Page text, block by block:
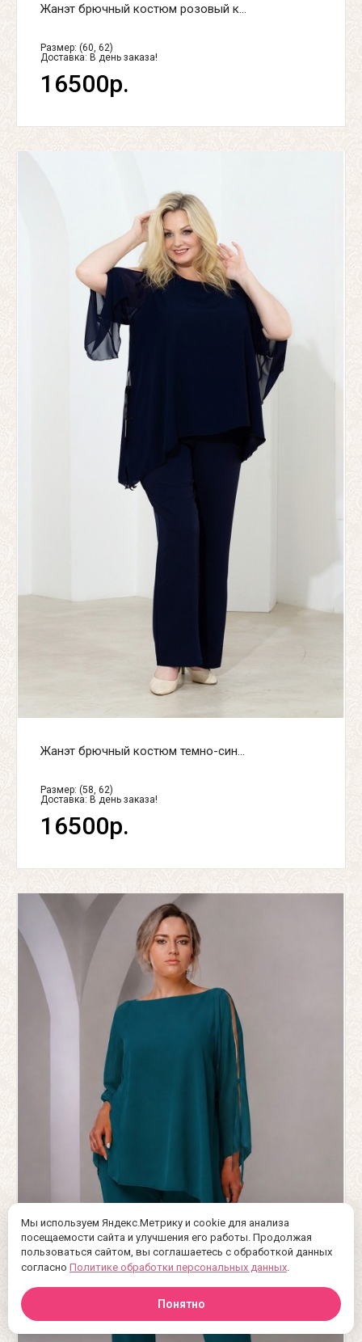
Жанэт брючный костюм розовый к...
Размер: (60, 62)
Доставка: В день заказа!
16500р.
Жанэт брючный костюм темно-син...
Размер: (58, 62)
Доставка: В день заказа!
16500р.
Мы используем Яндекс.Метрику и cookie для анализа
посещаемости сайта и улучшения его работы. Продолжая
пользоваться сайтом, вы соглашаетесь с обработкой данных
согласно Политике обработки персональных данных.
Понятно